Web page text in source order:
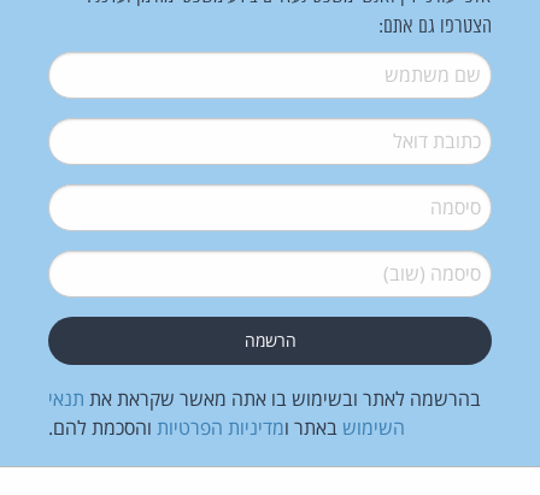
הצטרפו גם אתם:
שם משתמש*
דואל*
סיסמה*
סיסמה (שוב)*
בהרשמה לאתר ובשימוש בו אתה מאשר שקראת את תנאי
השימוש באתר ומדיניות הפרטיות והסכמת להם.